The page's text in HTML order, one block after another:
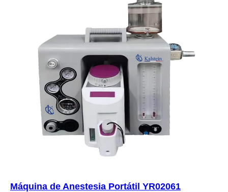
Máquina de Anestesia Portátil YR02061